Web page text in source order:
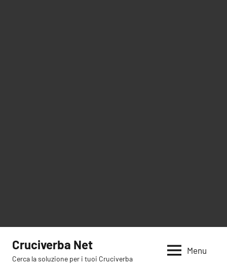
contenuto
Cruciverba Net
Cerca la soluzione per i tuoi Cruciverba
Menu